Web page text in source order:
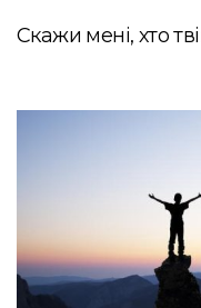
Скажи мені, хто